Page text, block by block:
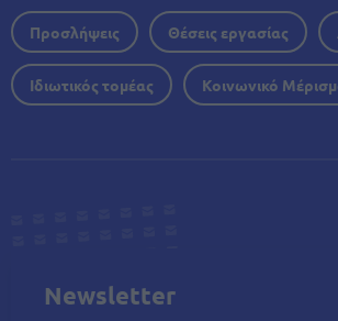
Προσλήψεις Θέσεις εργασίας
Ιδιωτικός τομέας Κοινωνικό
Newsletter